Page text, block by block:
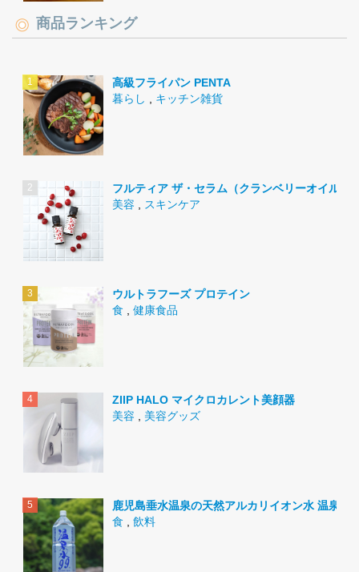
商品ランキング
高級フライパン PENTA
暮らし
キッチン雑貨
フルティア ザ・セラム（クランベリーオイル）
美容
スキンケア
ウルトラフーズ プロテイン
食
健康食品
ZIIP HALO マイクロカレント美顔器
美容
美容グッズ
鹿児島垂水温泉の天然アルカリイオン水 温泉水
食
飲料